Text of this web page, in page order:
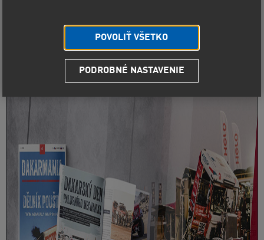
Rádi byste se dozvěděli víc o fungování Instaforex Loprais
Praga Teamu nebo si připomněli slavnou kapitolu z
počátku jeho historie? Díky magazínu DAKARMANIA máte
POVOLIŤ VŠETKO
PODROBNÉ NASTAVENIE